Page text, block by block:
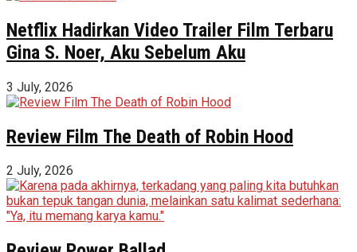
Netflix Hadirkan Video Trailer Film Terbaru
Gina S. Noer, Aku Sebelum Aku
3 July, 2026
Review Film The Death of Robin Hood
2 July, 2026